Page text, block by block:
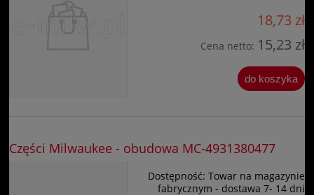
18,73 zł
Cena netto: 15,23 zł
do koszyka
Części Milwaukee - obudowa MC-4931380477
Dostępność: Towar na magazynie
fabrycznym - dostawa 7- 14 dni